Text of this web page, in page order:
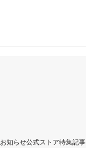
お知らせ公式ストア特集記事